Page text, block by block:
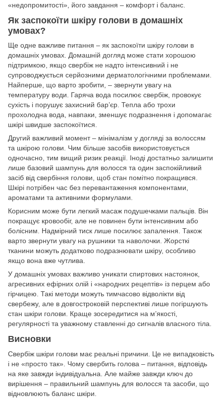
«недопромитості», його завдання – комфорт і баланс.
Як заспокоїти шкіру голови в домашніх
умовах?
Ще одне важливе питання – як заспокоїти шкіру голови в
домашніх умовах. Домашній догляд може стати хорошою
підтримкою, якщо свербіж не надто інтенсивний і не
супроводжується серйозними дерматологічними проблемами.
Найперше, що варто зробити, – звернути увагу на
температуру води. Гаряча вода посилює свербіж, провокує
сухість і порушує захисний бар’єр. Тепла або трохи
прохолодна вода, навпаки, зменшує подразнення і допомагає
шкірі швидше заспокоїтися.
Другий важливий момент – мінімалізм у догляді за волоссям
та шкірою голови. Чим більше засобів використовується
одночасно, тим вищий ризик реакції. Іноді достатньо залишити
лише базовий шампунь для волосся та один заспокійливий
засіб від свербіння голови, щоб стан помітно покращився.
Шкірі потрібен час без перевантаження компонентами,
ароматами та активними формулами.
Корисним може бути легкий масаж подушечками пальців. Він
покращує кровообіг, але не повинен бути інтенсивним або
болісним. Надмірний тиск лише посилює запалення. Також
варто звернути увагу на рушники та наволочки. Жорсткі
тканини можуть додатково подразнювати шкіру, особливо
якщо вона вже чутлива.
У домашніх умовах важливо уникати спиртових настоянок,
агресивних ефірних олій і «народних рецептів» із перцем або
гірчицею. Такі методи можуть тимчасово відволікти від
свербежу, але в довгостроковій перспективі лише погіршують
стан шкіри голови. Краще зосередитися на м’якості,
регулярності та уважному ставленні до сигналів власного тіла.
Висновки
Свербіж шкіри голови має реальні причини. Це не випадковість
і не «просто так». Чому свербить голова – питання, відповідь
на яке завжди індивідуальна. Але майже завжди ключ до
вирішення – правильний шампунь для волосся та засоби, що
відновлюють баланс шкіри.